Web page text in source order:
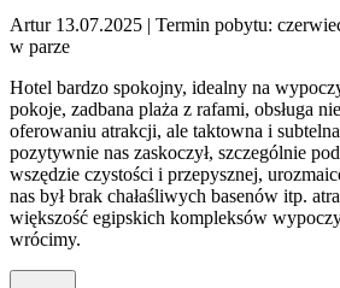
Artur 13.07.2025 | Termin pobytu:
w parze
Hotel bardzo spokojny, idealny na
pokoje, zadbana plaża z rafami, obsługa
oferowaniu atrakcji, ale taktowna i
pozytywnie nas zaskoczył, szczególnie
wszędzie czystości i przepysznej,
nas był brak chałaśliwych basenów itp.
większość egipskich kompleksów
wrócimy.